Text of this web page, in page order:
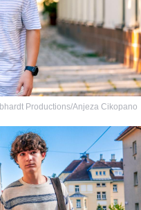
Productions/Anjeza Cikopano